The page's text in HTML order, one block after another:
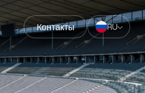
Контакты RU